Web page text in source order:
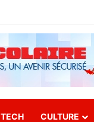
TECH CULTURE